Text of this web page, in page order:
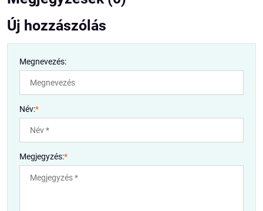
Új hozzászólás
Megnevezés:
Név:*
Megjegyzés:*